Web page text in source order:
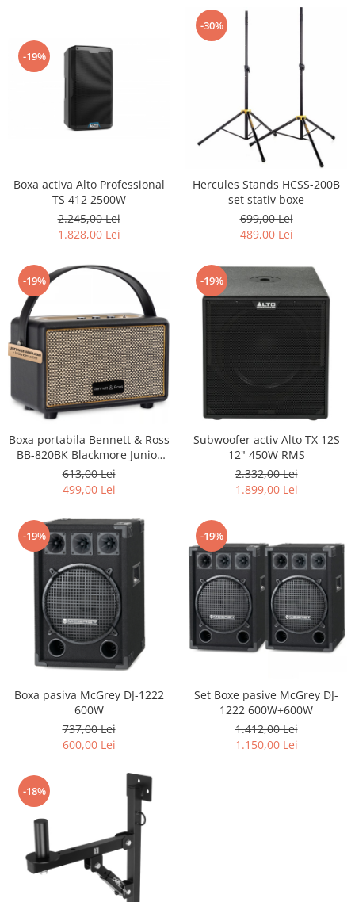
-19%
Boxa activa Alto Professional
TS 412 2500W
2.245,00 Lei
1.828,00 Lei
-30%
Hercules Stands HCSS-200B
set stativ boxe
699,00 Lei
489,00 Lei
-19%
Boxa portabila Bennett & Ross
BB-820BK Blackmore Junior
Bluetooth Negru
613,00 Lei
499,00 Lei
-19%
Subwoofer activ Alto TX 12S
12" 450W RMS
2.332,00 Lei
1.899,00 Lei
-19%
Boxa pasiva McGrey DJ-1222
600W
737,00 Lei
600,00 Lei
-19%
Set Boxe pasive McGrey DJ-
1222 600W+600W
1.412,00 Lei
1.150,00 Lei
-18%